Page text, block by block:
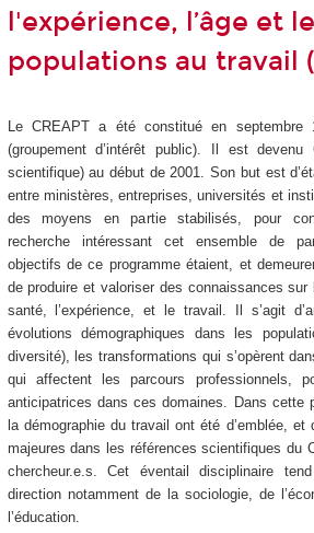
l'expérience, l’âge et
populations au travail
Le CREAPT a été constitué en
(groupement d’intérêt public). Il est devenu
scientifique) au début de 2001. Son but est
entre ministères, entreprises, universités et
des moyens en partie stabilisés, pour
recherche intéressant cet ensemble de
objectifs de ce programme étaient, et
de produire et valoriser des connaissances sur
santé, l’expérience, et le travail. Il s’agit
évolutions démographiques dans les
diversité), les transformations qui s’opèrent
qui affectent les parcours professionnels,
anticipatrices dans ces domaines. Dans cette
la démographie du travail ont été d’emblée,
majeures dans les références scientifiques du
chercheur.e.s. Cet éventail disciplinaire
direction notamment de la sociologie, de
l’éducation.